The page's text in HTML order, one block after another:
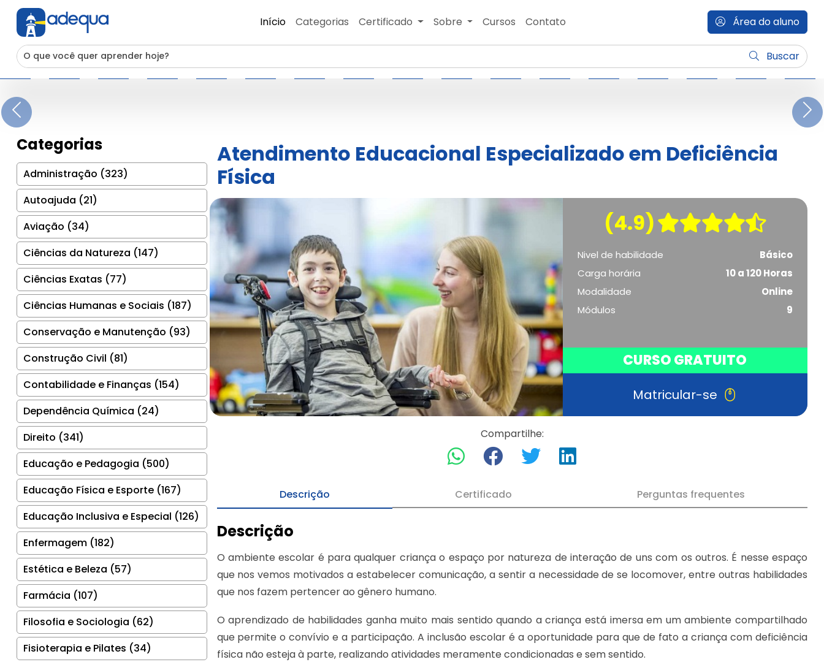
Início Categorias Certificado Sobre Cursos Contato Área do aluno
Buscar
Previous
Categorias
Administração (323)
Autoajuda (21)
Aviação (34)
Ciências da Natureza (147)
Ciências Exatas (77)
Ciências Humanas e Sociais (187)
Conservação e Manutenção (93)
Construção Civil (81)
Contabilidade e Finanças (154)
Dependência Química (24)
Direito (341)
Educação e Pedagogia (500)
Educação Física e Esporte (167)
Educação Inclusiva e Especial (126)
Enfermagem (182)
Estética e Beleza (57)
Farmácia (107)
Filosofia e Sociologia (62)
Fisioterapia e Pilates (34)
Atendimento Educacional Especializado em Deficiência
Física
(4.9)
Nivel de habilidade
Básico
Carga horária
10 a 120 Horas
Modalidade
Online
Módulos
9
CURSO GRATUITO
Matricular-se
Compartilhe:
Descrição Certificado Perguntas frequentes
Descrição
O ambiente escolar é para qualquer criança o espaço por natureza de interação de uns com os outros. É nesse espaço
que nos vemos motivados a estabelecer comunicação, a sentir a necessidade de se locomover, entre outras habilidades
que nos fazem pertencer ao gênero humano.
O aprendizado de habilidades ganha muito mais sentido quando a criança está imersa em um ambiente compartilhado
que permite o convívio e a participação. A inclusão escolar é a oportunidade para que de fato a criança com deficiência
física não esteja à parte, realizando atividades meramente condicionadas e sem sentido.